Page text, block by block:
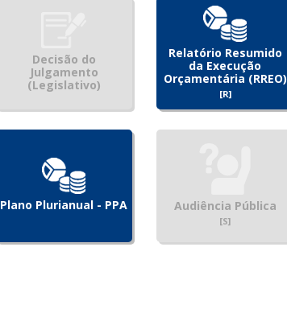
Decisão do
Julgamento
(Legislativo)
Relatório Resumido
da Execução
Orçamentária (RREO)
[R]
Plano Plurianual - PPA Audiência Pública
[S]